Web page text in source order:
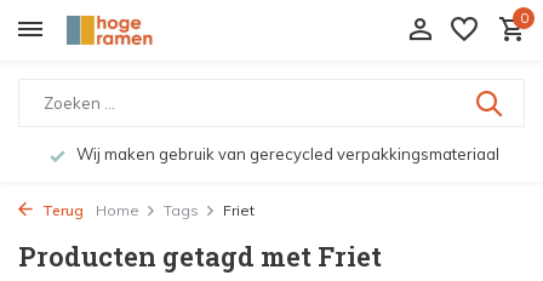
0
Wij maken gebruik van gerecycled verpakkingsmateriaal
Terug Home Tags Friet
Producten getagd met Friet